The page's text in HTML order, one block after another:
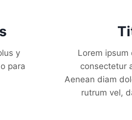
y
para
Lorem
consectetur
Aenean diam
rutrum vel,